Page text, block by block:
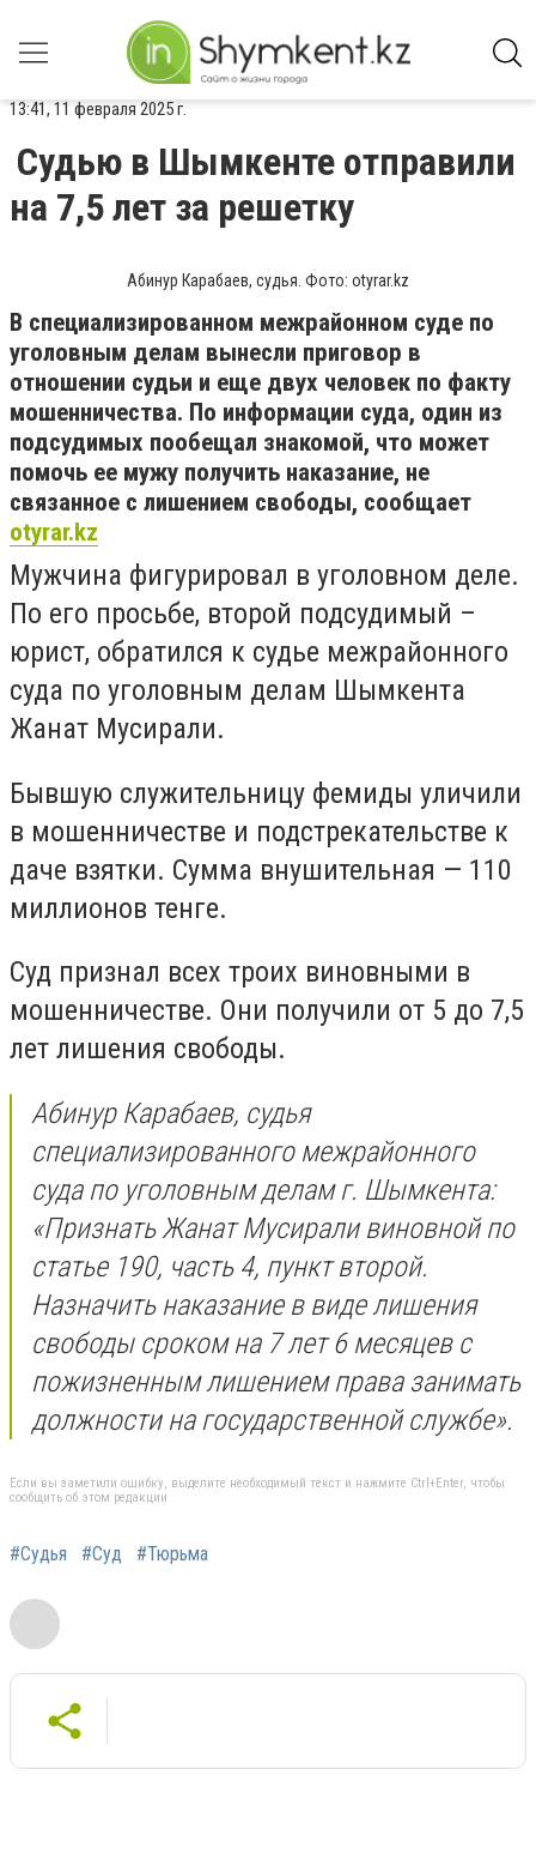
13:41, 11 февраля 2025 г.
Судью в Шымкенте отправили
на 7,5 лет за решетку
Абинур Карабаев, судья. Фото: otyrar.kz
В специализированном межрайонном суде по
уголовным делам вынесли приговор в
отношении судьи и еще двух человек по факту
мошенничества. По информации суда, один из
подсудимых пообещал знакомой, что может
помочь ее мужу получить наказание, не
связанное с лишением свободы, сообщает
otyrar.kz
Мужчина фигурировал в уголовном деле.
По его просьбе, второй подсудимый –
юрист, обратился к судье межрайонного
суда по уголовным делам Шымкента
Жанат Мусирали.
Бывшую служительницу фемиды уличили
в мошенничестве и подстрекательстве к
даче взятки. Сумма внушительная — 110
миллионов тенге.
Суд признал всех троих виновными в
мошенничестве. Они получили от 5 до 7,5
лет лишения свободы.
Абинур Карабаев, судья
специализированного межрайонного
суда по уголовным делам г. Шымкента:
«Признать Жанат Мусирали виновной по
статье 190, часть 4, пункт второй.
Назначить наказание в виде лишения
свободы сроком на 7 лет 6 месяцев с
пожизненным лишением права занимать
должности на государственной службе».
Если вы заметили ошибку, выделите необходимый текст и нажмите Ctrl+Enter, чтобы
сообщить об этом редакции
#Судья #Суд #Тюрьма